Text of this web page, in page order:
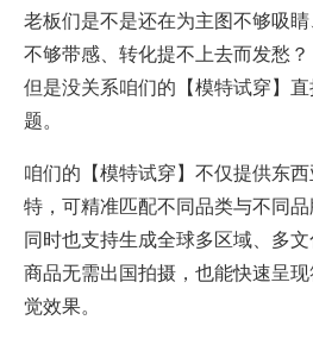
老板们是不是还在为主图不够吸
不够带感、转化提不上去而发愁？
但是没关系咱们的【模特试穿】
题。
咱们的【模特试穿】不仅提供东
特，可精准匹配不同品类与不同品
同时也支持生成全球多区域、多
商品无需出国拍摄，也能快速呈
觉效果。